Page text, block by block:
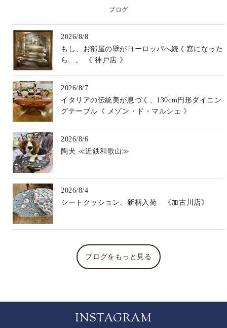
ブログ
2026/8/8
もし、お部屋の壁がヨーロッパへ続く窓になった
ら…。 《 神戸店 》
2026/8/7
イタリアの伝統美が息づく、130cm円形ダイニン
グテーブル《 メゾン・ド・マルシェ 》
2026/8/6
陶犬 ≪近鉄和歌山≫
2026/8/4
シートクッション、新柄入荷 《加古川店》
ブログをもっと見る
INSTAGRAM